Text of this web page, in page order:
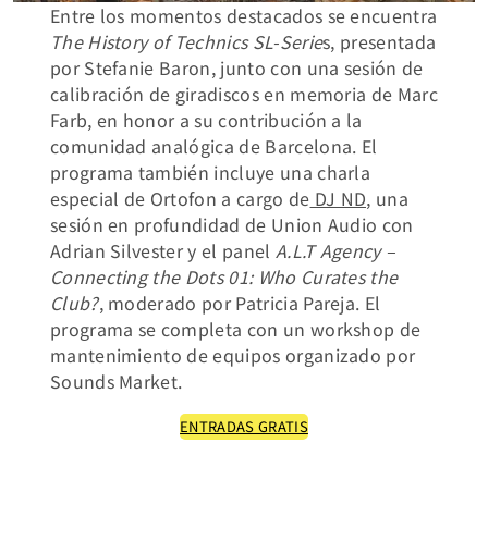
Entre los momentos destacados se encuentra
The History of Technics SL-Series, presentada
por Stefanie Baron, junto con una sesión de
calibración de giradiscos en memoria de Marc
Farb, en honor a su contribución a la
comunidad analógica de Barcelona. El
programa también incluye una charla
especial de Ortofon a cargo de DJ ND, una
sesión en profundidad de Union Audio con
Adrian Silvester y el panel A.L.T Agency –
Connecting the Dots 01: Who Curates the
Club?, moderado por Patricia Pareja. El
programa se completa con un workshop de
mantenimiento de equipos organizado por
Sounds Market.
ENTRADAS GRATIS